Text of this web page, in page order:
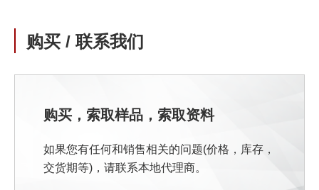
购买 / 联系我们
购买，索取样品，索取资料
如果您有任何和销售相关的问题(价格，库存，
交货期等)，请联系本地代理商。